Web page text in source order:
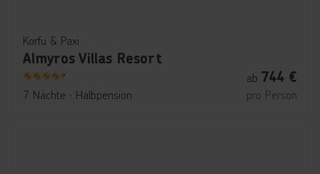
Korfu & Paxi
Almyros Villas Resort
4.5
7 Nächte ∙ Halbpension
ab 744 €
pro Person